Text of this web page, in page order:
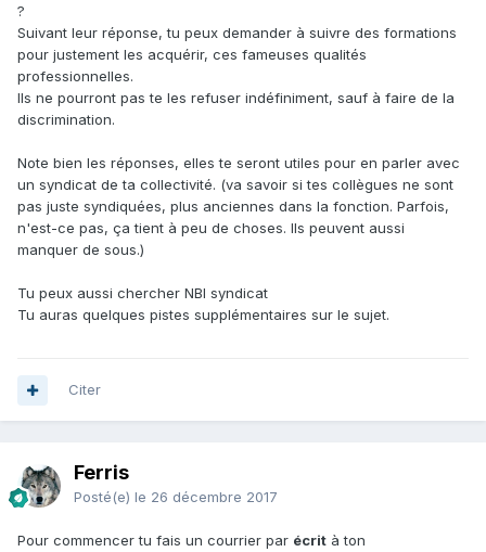
?
Suivant leur réponse, tu peux demander à suivre des formations
pour justement les acquérir, ces fameuses qualités
professionnelles.
Ils ne pourront pas te les refuser indéfiniment, sauf à faire de la
discrimination.
Note bien les réponses, elles te seront utiles pour en parler avec
un syndicat de ta collectivité. (va savoir si tes collègues ne sont
pas juste syndiquées, plus anciennes dans la fonction. Parfois,
n'est-ce pas, ça tient à peu de choses. Ils peuvent aussi
manquer de sous.)
Tu peux aussi chercher NBI syndicat
Tu auras quelques pistes supplémentaires sur le sujet.
Citer
Ferris
Posté(e) le 26 décembre 2017
Pour commencer tu fais un courrier par écrit à ton